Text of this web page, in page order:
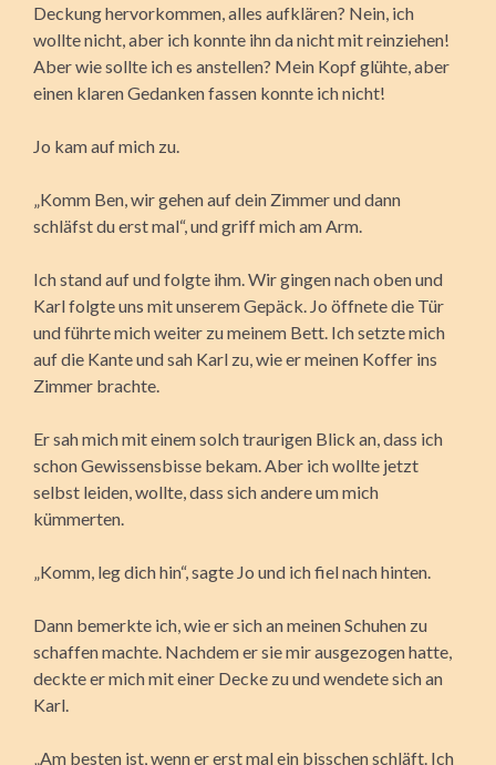
Deckung hervorkommen, alles aufklären? Nein, ich
wollte nicht, aber ich konnte ihn da nicht mit reinziehen!
Aber wie sollte ich es anstellen? Mein Kopf glühte, aber
einen klaren Gedanken fassen konnte ich nicht!
Jo kam auf mich zu.
„Komm Ben, wir gehen auf dein Zimmer und dann
schläfst du erst mal“, und griff mich am Arm.
Ich stand auf und folgte ihm. Wir gingen nach oben und
Karl folgte uns mit unserem Gepäck. Jo öffnete die Tür
und führte mich weiter zu meinem Bett. Ich setzte mich
auf die Kante und sah Karl zu, wie er meinen Koffer ins
Zimmer brachte.
Er sah mich mit einem solch traurigen Blick an, dass ich
schon Gewissensbisse bekam. Aber ich wollte jetzt
selbst leiden, wollte, dass sich andere um mich
kümmerten.
„Komm, leg dich hin“, sagte Jo und ich fiel nach hinten.
Dann bemerkte ich, wie er sich an meinen Schuhen zu
schaffen machte. Nachdem er sie mir ausgezogen hatte,
deckte er mich mit einer Decke zu und wendete sich an
Karl.
„Am besten ist, wenn er erst mal ein bisschen schläft. Ich